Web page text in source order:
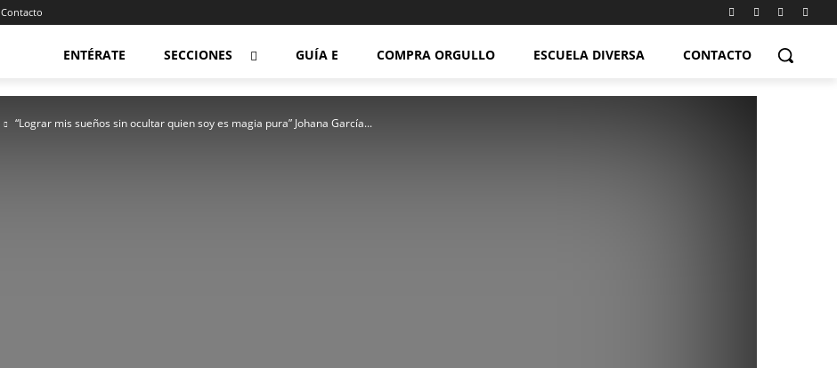
Contacto
ENTÉRATE SECCIONES GUÍA E COMPRA ORGULLO ESCUELA DIVERSA CONTACTO
“Lograr mis sueños sin ocultar quien soy es magia pura” Johana García...